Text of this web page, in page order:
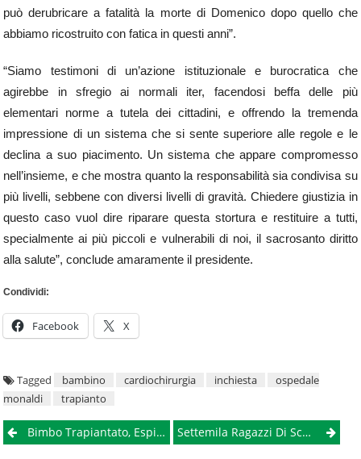
può derubricare a fatalità la morte di Domenico dopo quello che
abbiamo ricostruito con fatica in questi anni”.
“Siamo testimoni di un’azione istituzionale e burocratica che
agirebbe in sfregio ai normali iter, facendosi beffa delle più
elementari norme a tutela dei cittadini, e offrendo la tremenda
impressione di un sistema che si sente superiore alle regole e le
declina a suo piacimento. Un sistema che appare compromesso
nell’insieme, e che mostra quanto la responsabilità sia condivisa su
più livelli, sebbene con diversi livelli di gravità. Chiedere giustizia in
questo caso vuol dire riparare questa stortura e restituire a tutti,
specialmente ai più piccoli e vulnerabili di noi, il sacrosanto diritto
alla salute”, conclude amaramente il presidente.
Condividi:
Facebook X
Tagged bambino cardiochirurgia inchiesta
ospedale
monaldi
trapianto
PostBimbo Trapiantato, Espianto Del Cuore Anticipato Di Quattro Minuti: Nuove Ombre Sul Caso Settemila Ragazzi Di Scuola Superiore Alla Federico II: Tre Giorni Per Scegliere Il Proprio Futuro, Per Una Scelta Consapevole